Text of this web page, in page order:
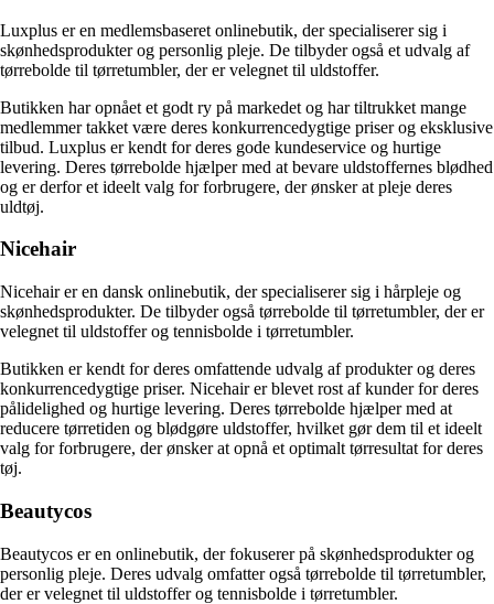
Luxplus er en medlemsbaseret onlinebutik, der specialiserer sig i
skønhedsprodukter og personlig pleje. De tilbyder også et udvalg af
tørrebolde til tørretumbler, der er velegnet til uldstoffer.
Butikken har opnået et godt ry på markedet og har tiltrukket mange
medlemmer takket være deres konkurrencedygtige priser og eksklusive
tilbud. Luxplus er kendt for deres gode kundeservice og hurtige
levering. Deres tørrebolde hjælper med at bevare uldstoffernes blødhed
og er derfor et ideelt valg for forbrugere, der ønsker at pleje deres
uldtøj.
Nicehair
Nicehair er en dansk onlinebutik, der specialiserer sig i hårpleje og
skønhedsprodukter. De tilbyder også tørrebolde til tørretumbler, der er
velegnet til uldstoffer og tennisbolde i tørretumbler.
Butikken er kendt for deres omfattende udvalg af produkter og deres
konkurrencedygtige priser. Nicehair er blevet rost af kunder for deres
pålidelighed og hurtige levering. Deres tørrebolde hjælper med at
reducere tørretiden og blødgøre uldstoffer, hvilket gør dem til et ideelt
valg for forbrugere, der ønsker at opnå et optimalt tørresultat for deres
tøj.
Beautycos
Beautycos er en onlinebutik, der fokuserer på skønhedsprodukter og
personlig pleje. Deres udvalg omfatter også tørrebolde til tørretumbler,
der er velegnet til uldstoffer og tennisbolde i tørretumbler.